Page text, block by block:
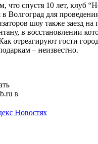
что спустя 10 лет, клуб
Волгоград для
шоу также заезд
в восстановлении
отреагируют гости
– неизвестно.
в
Новостях